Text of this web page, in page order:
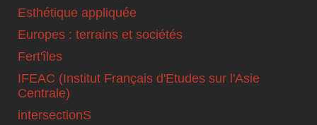
Esthétique appliquée
Europes : terrains et sociétés
Fert'îles
IFEAC (Institut Français d'Etudes sur l'Asie
Centrale)
intersectionS